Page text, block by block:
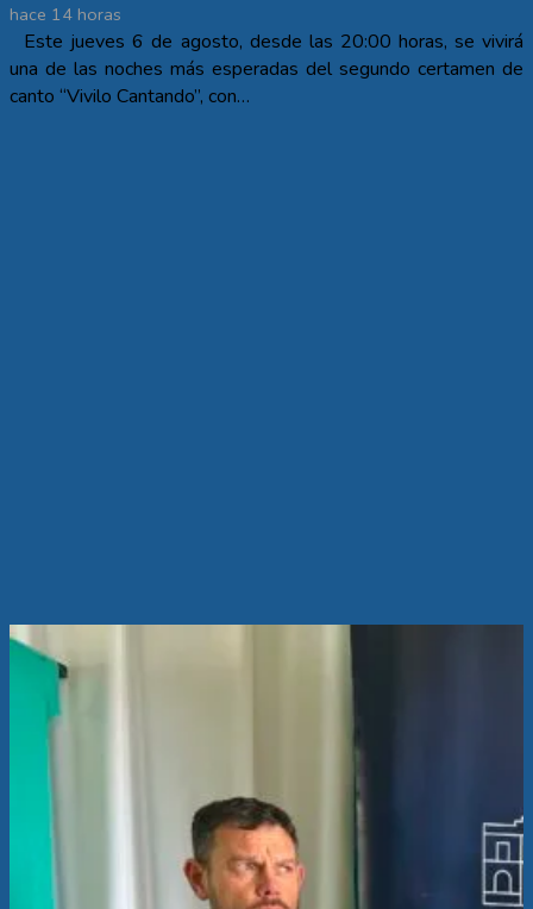
hace 14 horas
Este jueves 6 de agosto, desde las 20:00 horas, se vivirá
una de las noches más esperadas del segundo certamen de
canto “Vivilo Cantando”, con…